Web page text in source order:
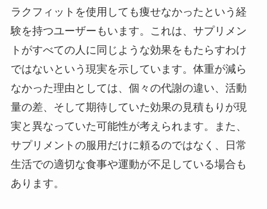
ラクフィットを使用しても痩せなかったという経
験を持つユーザーもいます。これは、サプリメン
トがすべての人に同じような効果をもたらすわけ
ではないという現実を示しています。体重が減ら
なかった理由としては、個々の代謝の違い、活動
量の差、そして期待していた効果の見積もりが現
実と異なっていた可能性が考えられます。また、
サプリメントの服用だけに頼るのではなく、日常
生活での適切な食事や運動が不足している場合も
あります。